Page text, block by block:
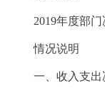
2019年度部
情况说明
一、收入支出